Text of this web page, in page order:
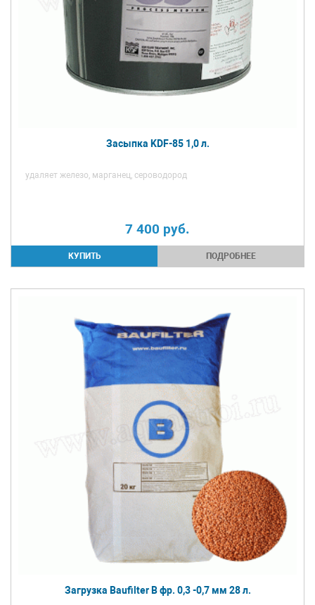
Засыпка KDF-85 1,0 л.
удаляет железо, марганец, сероводород
7 400 руб.
ПОДРОБНЕЕ
Загрузка Baufilter B фр. 0,3 -0,7 мм 28 л.